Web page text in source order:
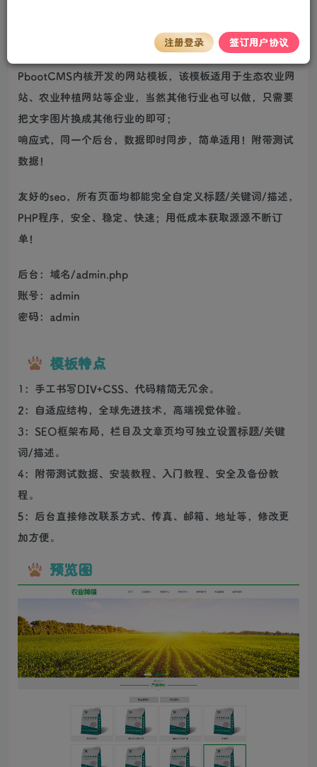
(自适应移动端)绿色生态农业企业网站pbootcms模板 农业
PbootCMS内核开发的网站模板，该模板适用于生态农业网
站、农业种植网站等企业，当然其他行业也可以做，只需要
把文字图片换成其他行业的即可；
响应式，同一个后台，数据即时同步，简单适用！附带测试
数据！
友好的seo，所有页面均都能完全自定义标题/关键词/描述，
PHP程序，安全、稳定、快速；用低成本获取源源不断订
单！
后台：域名/admin.php
账号：admin
密码：admin
模板特点
1：手工书写DIV+CSS、代码精简无冗余。
2：自适应结构，全球先进技术，高端视觉体验。
3：SEO框架布局，栏目及文章页均可独立设置标题/关键
词/描述。
4：附带测试数据、安装教程、入门教程、安全及备份教
程。
5：后台直接修改联系方式、传真、邮箱、地址等，修改更
加方便。
预览图
注册登录 签订用户协议